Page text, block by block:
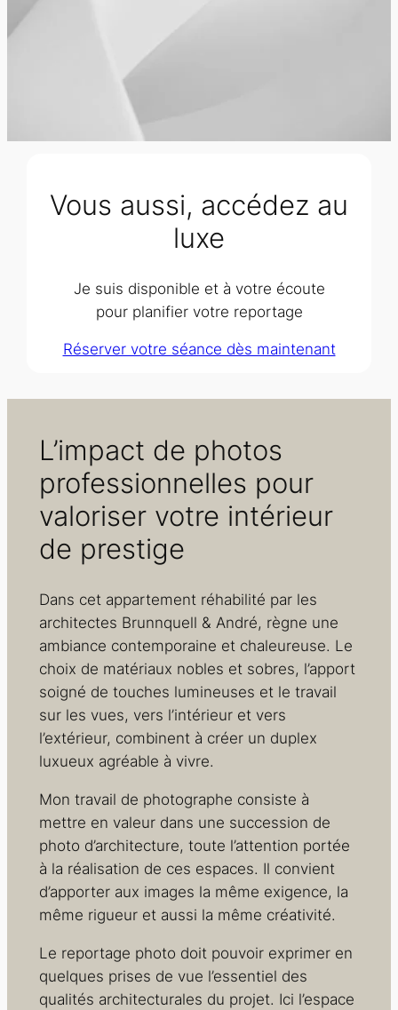
Vous aussi, accédez au
luxe
Je suis disponible et à votre écoute
pour planifier votre reportage
Réserver votre séance dès maintenant
L’impact de photos
professionnelles pour
valoriser votre intérieur
de prestige
Dans cet appartement réhabilité par les
architectes Brunnquell & André, règne une
ambiance contemporaine et chaleureuse. Le
choix de matériaux nobles et sobres, l’apport
soigné de touches lumineuses et le travail
sur les vues, vers l’intérieur et vers
l’extérieur, combinent à créer un duplex
luxueux agréable à vivre.
Mon travail de photographe consiste à
mettre en valeur dans une succession de
photo d’architecture, toute l’attention portée
à la réalisation de ces espaces. Il convient
d’apporter aux images la même exigence, la
même rigueur et aussi la même créativité.
Le reportage photo doit pouvoir exprimer en
quelques prises de vue l’essentiel des
qualités architecturales du projet. Ici l’espace